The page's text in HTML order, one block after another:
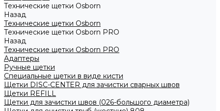
Технические щетки Osborn
Назад
Технические щетки Osborn
Технические щетки Osborn PRO
Назад
Технические щетки Osborn PRO
Адаптеры
Ручные щетки
Специальные щетки в виде кисти
Щетки DISC-CENTER для зачистки сварных швов
Щетки REFILL
Щетки для зачистки швов (026-большого диаметра)